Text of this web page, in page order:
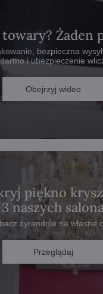
Żaden
bezpieczna
i ubezpieczenie
Obejrzyj wideo
piękno
naszych
żyrandole na własne
Przeglądaj